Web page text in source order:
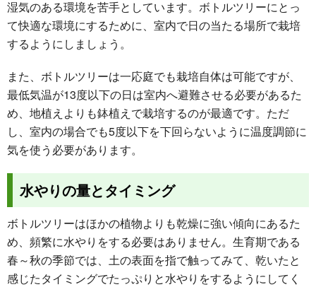
湿気のある環境を苦手としています。ボトルツリーにとっ
て快適な環境にするために、室内で日の当たる場所で栽培
するようにしましょう。
また、ボトルツリーは一応庭でも栽培自体は可能ですが、
最低気温が13度以下の日は室内へ避難させる必要があるた
め、地植えよりも鉢植えで栽培するのが最適です。ただ
し、室内の場合でも5度以下を下回らないように温度調節に
気を使う必要があります。
水やりの量とタイミング
ボトルツリーはほかの植物よりも乾燥に強い傾向にあるた
め、頻繁に水やりをする必要はありません。生育期である
春～秋の季節では、土の表面を指で触ってみて、乾いたと
感じたタイミングでたっぷりと水やりをするようにしてく